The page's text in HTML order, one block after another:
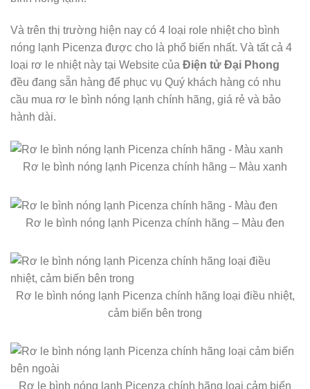
Và trên thị trường hiện nay có 4 loại role nhiệt cho bình
nóng lạnh Picenza được cho là phổ biến nhất. Và tất cả 4
loại rơ le nhiệt này tại Website của Điện tử Đại Phong
đều đang sẵn hàng để phục vụ Quý khách hàng có nhu
cầu mua rơ le bình nóng lạnh chính hãng, giá rẻ và bảo
hành dài.
Rơ le bình nóng lạnh Picenza chính hãng – Màu xanh
Rơ le bình nóng lạnh Picenza chính hãng – Màu đen
Rơ le bình nóng lạnh Picenza chính hãng loại điều nhiệt,
cảm biến bên trong
Rơ le bình nóng lạnh Picenza chính hãng loại cảm biến